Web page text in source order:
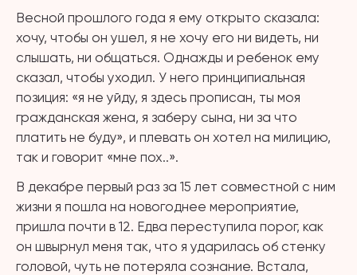
Весной прошлого года я ему открыто сказала:
хочу, чтобы он ушел, я не хочу его ни видеть, ни
слышать, ни общаться. Однажды и ребенок ему
сказал, чтобы уходил. У него принципиальная
позиция: «я не уйду, я здесь прописан, ты моя
гражданская жена, я заберу сына, ни за что
платить не буду», и плевать он хотел на милицию,
так и говорит «мне пох..».
В декабре первый раз за 15 лет совместной с ним
жизни я пошла на новогоднее мероприятие,
пришла почти в 12. Едва переступила порог, как
он швырнул меня так, что я ударилась об стенку
головой, чуть не потеряла сознание. Встала,